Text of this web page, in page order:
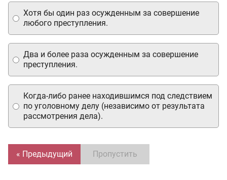
Хотя бы один раз осужденным за совершение
любого преступления.
Два и более раза осужденным за совершение
преступления.
Когда-либо ранее находившимся под следствием
по уголовному делу (независимо от результата
рассмотрения дела).
« Предыдущий Пропустить